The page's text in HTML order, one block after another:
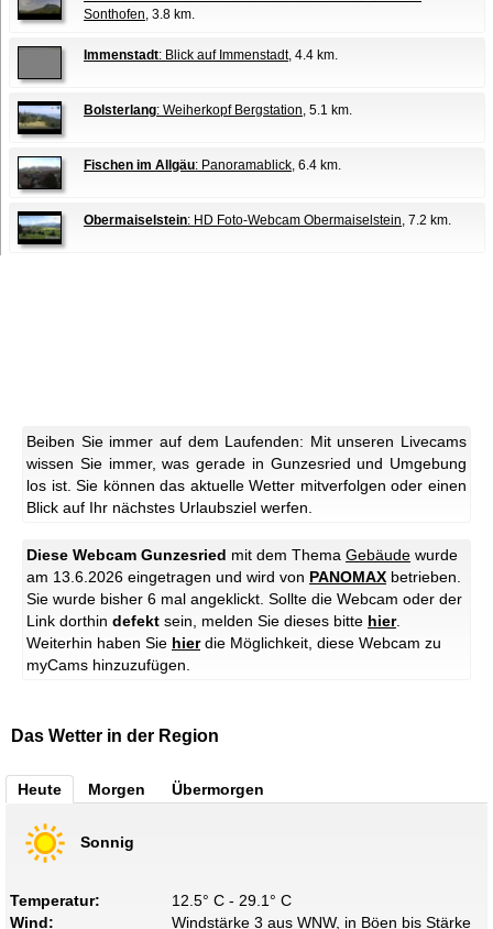
Sonthofen, 3.8 km.
Immenstadt: Blick auf Immenstadt, 4.4 km.
Bolsterlang: Weiherkopf Bergstation, 5.1 km.
Fischen im Allgäu: Panoramablick, 6.4 km.
Obermaiselstein: HD Foto-Webcam Obermaiselstein, 7.2 km.
Beiben Sie immer auf dem Laufenden: Mit unseren Livecams
wissen Sie immer, was gerade in Gunzesried und Umgebung
los ist. Sie können das aktuelle Wetter mitverfolgen oder einen
Blick auf Ihr nächstes Urlaubsziel werfen.
Diese Webcam Gunzesried mit dem Thema Gebäude wurde
am 13.6.2026 eingetragen und wird von PANOMAX betrieben.
Sie wurde bisher 6 mal angeklickt. Sollte die Webcam oder der
Link dorthin defekt sein, melden Sie dieses bitte hier.
Weiterhin haben Sie hierdie Möglichkeit, diese Webcam zu
myCams hinzuzufügen.
Das Wetter in der Region
Heute Morgen Übermorgen
Sonnig
Temperatur:
12.5° C - 29.1° C
Wind:
Windstärke 3 aus WNW, in Böen bis Stärke